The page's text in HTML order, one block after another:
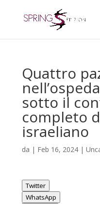
Quattro
sotto il
completo
israeliano
da | Feb 16, 2024|
Twitter
WhatsApp